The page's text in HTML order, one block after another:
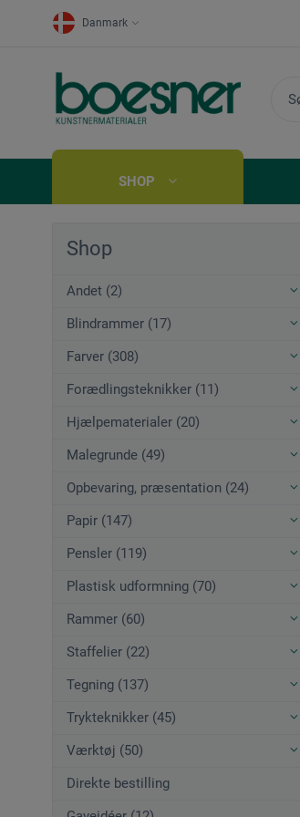
Danmark
SHOP
Shop
Andet (2)
Blindrammer (17)
Farver (308)
Forædlingsteknikker (11)
Hjælpematerialer (20)
Malegrunde (49)
Opbevaring, præsentation (24)
Papir (147)
Pensler (119)
Plastisk udformning (70)
Rammer (60)
Staffelier (22)
Tegning (137)
Trykteknikker (45)
Værktøj (50)
Direkte bestilling